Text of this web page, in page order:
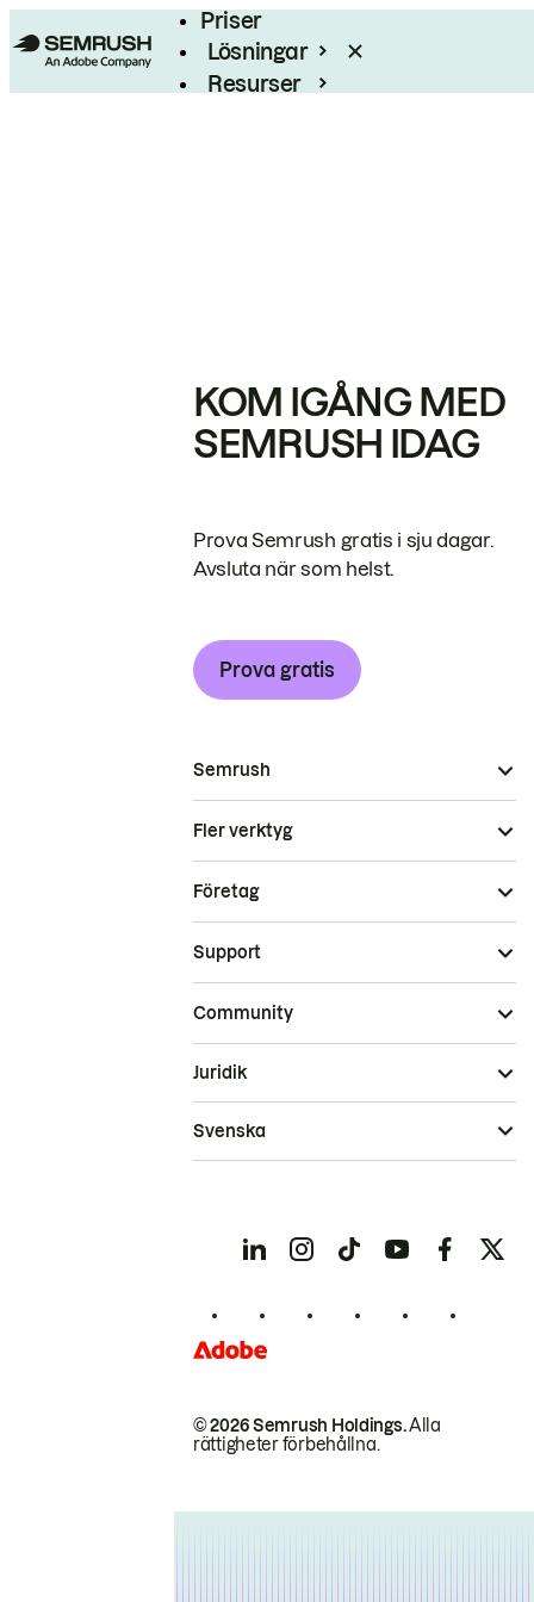
Priser
Lösningar
Resurser
KOM IGÅNG MED
SEMRUSH IDAG
Prova Semrush gratis i sju dagar.
Avsluta när som helst.
Prova gratis
Semrush
Fler verktyg
Företag
Support
Community
© 2026 Semrush Holdings.Alla
rättigheter förbehållna.
Juridik
Svenska